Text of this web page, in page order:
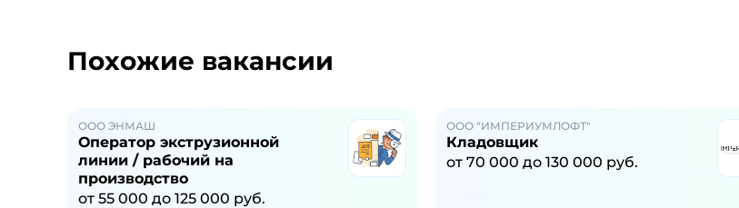
Похожие вакансии
ООО ЭНМАШ
Оператор экструзионной
линии / рабочий на
производство
от 55 000 до 125 000 руб.
ООО "ИМПЕРИУМЛОФТ"
Кладовщик
от70 000 до130 000 руб.